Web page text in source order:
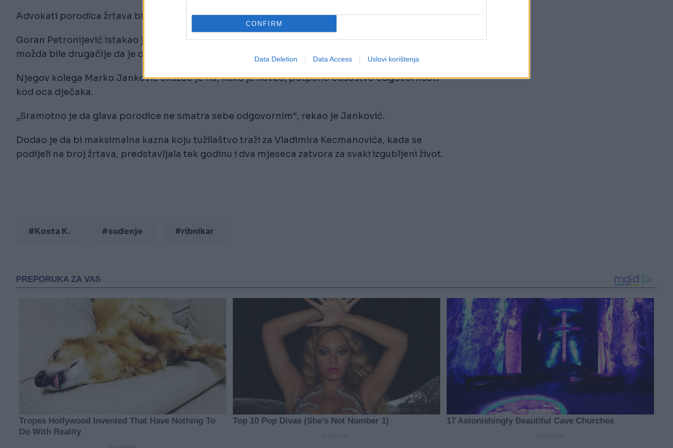
CONFIRM
Data Deletion Data Access Uslovi korištenja
Advokati porodica žrtava bili su vrlo oštri u svojim završnim obraćanjima.
Goran Petronijević istakao je da se nijedno dijete ne rađa kao zločinac, te da bi mnoge stvari
možda bile drugačije da je otac sina vodio na vjerske obrede umjesto u streljanu.
Njegov kolega Marko Janković ukazao je na, kako je naveo, potpuno odsustvo odgovornosti
kod oca dječaka.
„Sramotno je da glava porodice ne smatra sebe odgovornim“, rekao je Janković.
Dodao je da bi maksimalna kazna koju tužilaštvo traži za Vladimira Kecmanovića, kada se
podijeli na broj žrtava, predstavljala tek godinu i dva mjeseca zatvora za svaki izgubljeni život.
#Kosta K. #suđenje #ribnikar